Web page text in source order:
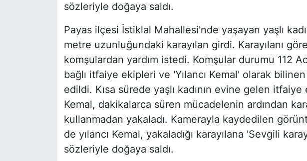
sözleriyle doğaya saldı.
Payas ilçesi İstiklal Mahallesi'nde yaşayan yaşlı
metre uzunluğundaki karayılan girdi. Karayılanı
komşulardan yardım istedi. Komşular durumu 112
bağlı itfaiye ekipleri ve 'Yılancı Kemal' olarak
edildi. Kısa sürede yaşlı kadının evine gelen itfaiye
Kemal, dakikalarca süren mücadelenin ardından
kullanmadan yakaladı. Kamerayla kaydedilen
de yılancı Kemal, yakaladığı karayılana 'Sevgili
sözleriyle doğaya saldı.